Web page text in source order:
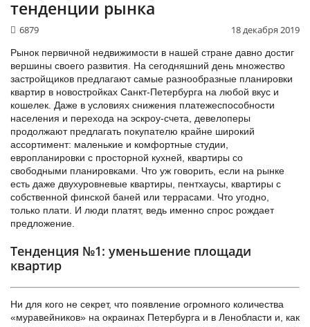
тенденции рынка
18 декабря 2019
6879
Рынок первичной недвижимости в нашей стране давно достиг
вершины своего развития. На сегодняшний день множество
застройщиков предлагают самые разнообразные планировки
квартир в новостройках Санкт-Петербурга на любой вкус и
кошелек. Даже в условиях снижения платежеспособности
населения и перехода на эскроу-счета, девелоперы
продолжают предлагать покупателю крайне широкий
ассортимент: маленькие и комфортные студии,
европланировки с просторной кухней, квартиры со
свободными планировками. Что уж говорить, если на рынке
есть даже двухуровневые квартиры, пентхаусы, квартиры с
собственной финской баней или террасами. Что угодно,
только плати. И люди платят, ведь именно спрос рождает
предложение.
Тенденция №1: уменьшение площади
квартир
Ни для кого не секрет, что появление огромного количества
«муравейников» на окраинах Петербурга и в Ленобласти и, как